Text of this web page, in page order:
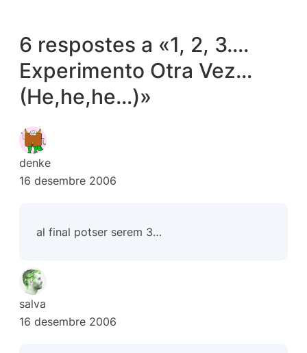
6 respostes a «1, 2, 3….
Experimento Otra Vez…
(He,he,he…)»
denke
16 desembre 2006
al final potser serem 3…
salva
16 desembre 2006